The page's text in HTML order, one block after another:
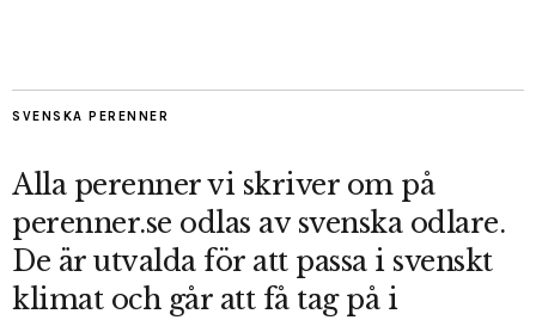
SVENSKA PERENNER
Alla perenner vi skriver om på
perenner.se odlas av svenska odlare.
De är utvalda för att passa i svenskt
klimat och går att få tag på i